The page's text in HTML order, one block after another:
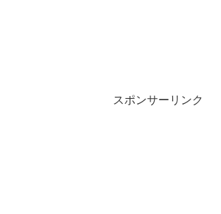
スポンサーリンク